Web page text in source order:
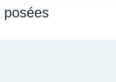
posées